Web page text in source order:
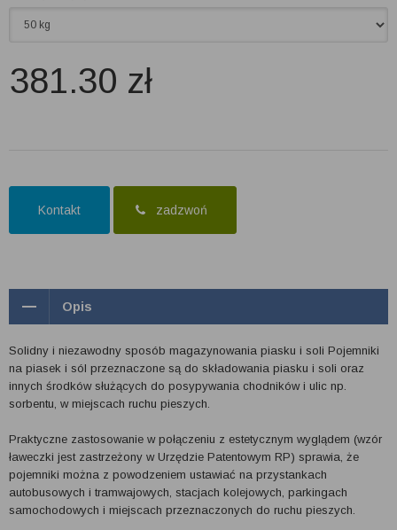
381.30 zł
Kontakt zadzwoń
Opis
Solidny i niezawodny sposób magazynowania piasku i soli Pojemniki
na piasek i sól przeznaczone są do składowania piasku i soli oraz
innych środków służących do posypywania chodników i ulic np.
sorbentu, w miejscach ruchu pieszych.
Praktyczne zastosowanie w połączeniu z estetycznym wyglądem (wzór
ławeczki jest zastrzeżony w Urzędzie Patentowym RP) sprawia, że
pojemniki można z powodzeniem ustawiać na przystankach
autobusowych i tramwajowych, stacjach kolejowych, parkingach
samochodowych i miejscach przeznaczonych do ruchu pieszych.